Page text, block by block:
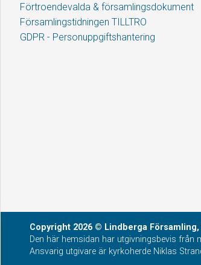
Förtroendevalda & församlingsdokument
Församlingstidningen TILLTRO
GDPR - Personuppgiftshantering
Copyright 2026 © Lindberga Församling,
Den här hemsidan har utgivningsbevis från
Ansvarig utgivare är kyrkoherde Niklas